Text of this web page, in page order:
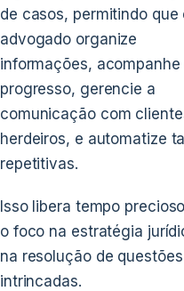
de casos, permitindo que
advogado organize
informações, acompanhe
progresso, gerencie a
comunicação com
herdeiros, e automatize
repetitivas.
Isso libera tempo
o foco na estratégia
na resolução de questões
intrincadas.